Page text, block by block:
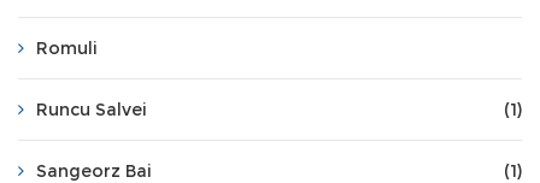
Romuli
Runcu Salvei (1)
Sangeorz Bai (1)